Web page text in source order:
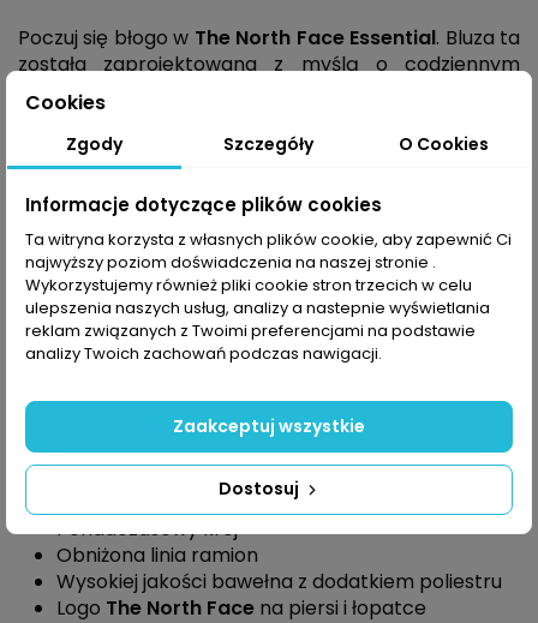
Poczuj się błogo w The North Face Essential. Bluza ta
została zaprojektowana z myślą o codziennym
użytkowaniu łącząc w sobie wysoką jakość
materiałów z klasycznym designem, aby sprostać
wymaganiom zarówno miejskiej dżungli, jak i
łagodnych przygód na łonie natury. Wykonana z
mieszanki wysokiej jakości bawełny i poliestru jest
niezwykle przyjemna w dotyku, oferując tym samym
wyjątkowy komfort noszenia przez cały dzień. Jej
ponadczasowy krój z obniżoną linią ramion dodaje
nowoczesnego akcentu do Twojego codziennego
ubioru. Natomiast logoThe North Faceumieszczone
na piersi i łopatce jest subtelnym, ale wyrazistym
oceanu.
Cechy:
Materiał przyjemny w dotyku
Ponadczasowy krój
Obniżona linia ramion
Wysokiej jakości bawełna z dodatkiem poliestru
Logo The North Face na piersi i łopatce
Cookies
Zgody Szczegóły O Cookies
Informacje dotyczące plików cookies
Ta witryna korzysta z własnych plików cookie, aby zapewnić Ci
najwyższy poziom doświadczenia na naszej stronie .
Wykorzystujemy również pliki cookie stron trzecich w celu
ulepszenia naszych usług, analizy a nastepnie wyświetlania
reklam związanych z Twoimi preferencjami na podstawie
analizy Twoich zachowań podczas nawigacji.
Dostosuj
Zaakceptuj wszystkie